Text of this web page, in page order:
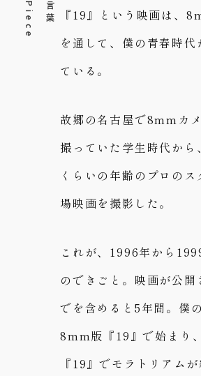
言
葉
P
i
e
c
e
『19』という映画は、
を通して、僕の青春時代
ている。
故郷の名古屋で8mmカ
撮っていた学生時代か
くらいの年齢のプロの
場映画を撮影した。
これが、1996年から
のできごと。映画が公開
でを含めると5年間。僕
8mm版『19』で始まり
『19』でモラトリアムが